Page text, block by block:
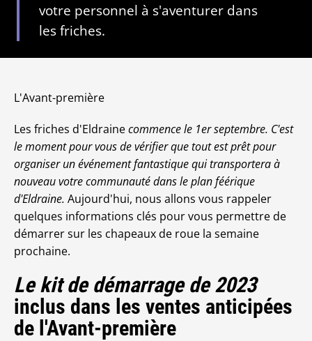
votre personnel à s'aventurer dans
les friches.
L'Avant-première
Les friches d'Eldrainecommence le 1er septembre. C'est
le moment pour vous de vérifier que tout est prêt pour
organiser un événement fantastique qui transportera à
nouveau votre communauté dans le plan féérique
d'Eldraine. Aujourd'hui, nous allons vous rappeler
quelques informations clés pour vous permettre de
démarrer sur les chapeaux de roue la semaine
prochaine.
Le kit de démarrage de 2023
inclus dans les ventes anticipées
de l'Avant-première